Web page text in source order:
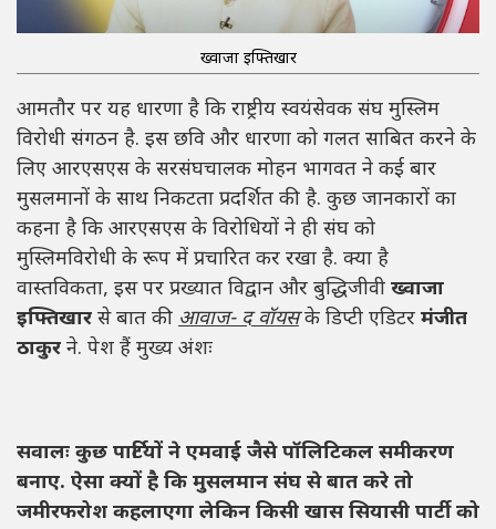
ख्वाजा इफ्तिखार
आमतौर पर यह धारणा है कि राष्ट्रीय स्वयंसेवक संघ मुस्लिम
विरोधी संगठन है. इस छवि और धारणा को गलत साबित करने के
लिए आरएसएस के सरसंघचालक मोहन भागवत ने कई बार
मुसलमानों के साथ निकटता प्रदर्शित की है. कुछ जानकारों का
कहना है कि आरएसएस के विरोधियों ने ही संघ को
मुस्लिमविरोधी के रूप में प्रचारित कर रखा है. क्या है
वास्तविकता, इस पर प्रख्यात विद्वान और बुद्धिजीवी ख्वाजा
इफ्तिखार से बात की आवाज- द वॉयसके डिप्टी एडिटर मंजीत
ठाकुर ने. पेश हैं मुख्य अंशः
सवालः कुछ पार्टियों ने एमवाई जैसे पॉलिटिकल समीकरण
बनाए. ऐसा क्यों है कि मुसलमान संघ से बात करे तो
जमीरफरोश कहलाएगा लेकिन किसी खास सियासी पार्टी को